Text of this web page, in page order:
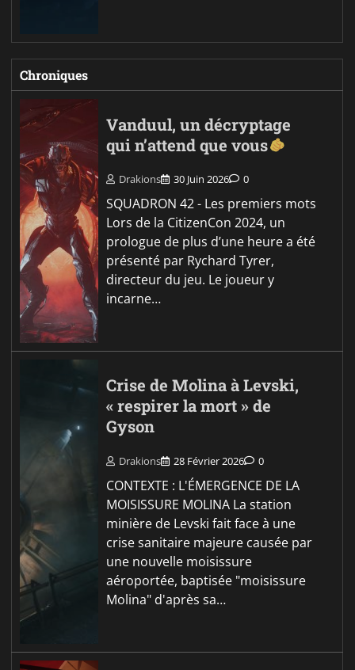
Chroniques
Vanduul, un décryptage
qui n’attend que vous
Drakions 30 Juin 2026 0
SQUADRON 42 - Les premiers mots
Lors de la CitizenCon 2024, un
prologue de plus d’une heure a été
présenté par Rychard Tyrer,
directeur du jeu. Le joueur y
incarne…
Crise de Molina à Levski,
« respirer la mort » de
Gyson
Drakions 28 Février 2026 0
CONTEXTE : L'ÉMERGENCE DE LA
MOISISSURE MOLINA La station
minière de Levski fait face à une
crise sanitaire majeure causée par
une nouvelle moisissure
aéroportée, baptisée "moisissure
Molina" d'après sa…